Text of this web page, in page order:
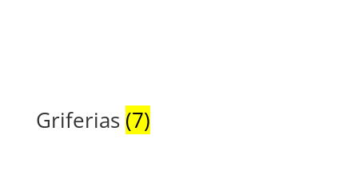
Griferias (7)